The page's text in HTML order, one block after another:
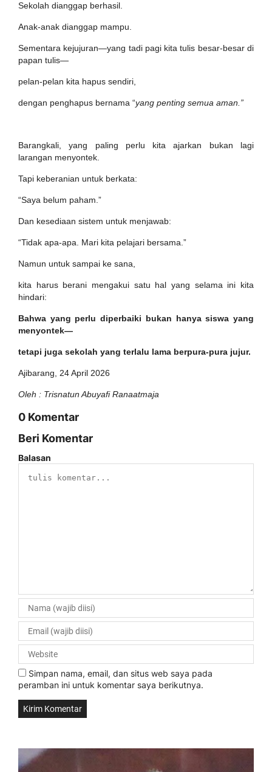
Sekolah dianggap berhasil.
Anak-anak dianggap mampu.
Sementara kejujuran—yang tadi pagi kita tulis besar-besar di
papan tulis—
pelan-pelan kita hapus sendiri,
dengan penghapus bernama “yang penting semua aman.”
Barangkali, yang paling perlu kita ajarkan bukan lagi
larangan menyontek.
Tapi keberanian untuk berkata:
“Saya belum paham.”
Dan kesediaan sistem untuk menjawab:
“Tidak apa-apa. Mari kita pelajari bersama.”
Namun untuk sampai ke sana,
kita harus berani mengakui satu hal yang selama ini kita
hindari:
Bahwa yang perlu diperbaiki bukan hanya siswa yang
menyontek—
tetapi juga sekolah yang terlalu lama berpura-pura jujur.
Ajibarang, 24 April 2026
Oleh : Trisnatun Abuyafi Ranaatmaja
0 Komentar
Beri Komentar
Balasan
Simpan nama, email, dan situs web saya pada
peramban ini untuk komentar saya berikutnya.